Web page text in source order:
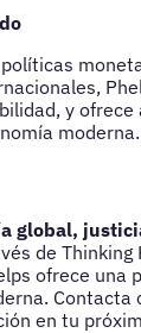
y ofrece
moderna.
global,
de Thinking
ofrece una
Contacta
en tu